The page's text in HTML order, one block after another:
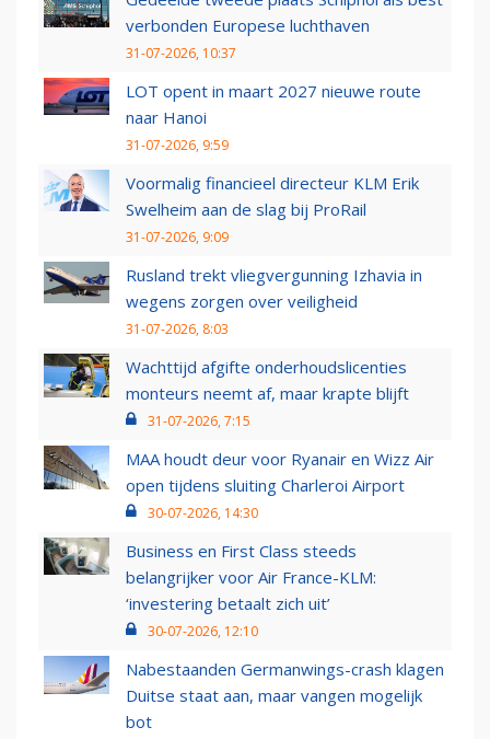
verbonden Europese luchthaven
31-07-2026, 10:37
LOT opent in maart 2027 nieuwe route
naar Hanoi
31-07-2026, 9:59
Voormalig financieel directeur KLM Erik
Swelheim aan de slag bij ProRail
31-07-2026, 9:09
Rusland trekt vliegvergunning Izhavia in
wegens zorgen over veiligheid
31-07-2026, 8:03
Wachttijd afgifte onderhoudslicenties
monteurs neemt af, maar krapte blijft
31-07-2026, 7:15
MAA houdt deur voor Ryanair en Wizz Air
open tijdens sluiting Charleroi Airport
30-07-2026, 14:30
Business en First Class steeds
belangrijker voor Air France-KLM:
‘investering betaalt zich uit’
30-07-2026, 12:10
Nabestaanden Germanwings-crash klagen
Duitse staat aan, maar vangen mogelijk
bot